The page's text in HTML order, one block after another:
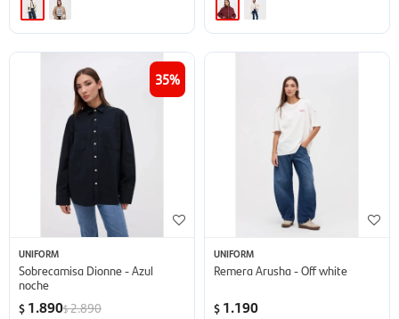
35
UNIFORM
Sobrecamisa Dionne - Azul
noche
$ 1.890$2.890
UNIFORM
Remera Arusha - Off white
$ 1.190